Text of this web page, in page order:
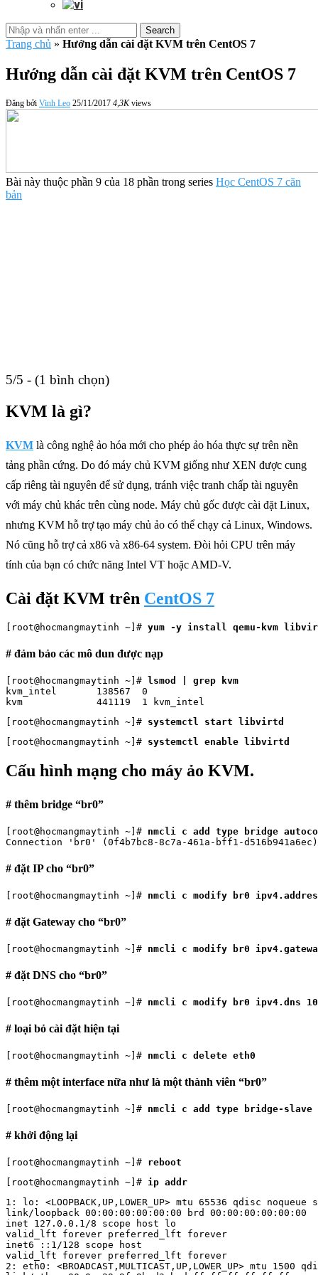
Search
Trang chủ » Hướng dẫn cài đặt KVM trên CentOS 7
Hướng dẫn cài đặt KVM trên CentOS 7
Đăng bởi Vinh Leo 25/11/2017 4,3Kviews
Bài này thuộc phần 9 của 18 phần trong series Học CentOS 7 căn
bản
5/5 - (1 bình chọn)
KVM là gì?
KVM là công nghệ ảo hóa mới cho phép ảo hóa thực sự trên nền
tảng phần cứng. Do đó máy chủ KVM giống như XEN được cung
cấp riêng tài nguyên để sử dụng, tránh việc tranh chấp tài nguyên
với máy chủ khác trên cùng node. Máy chủ gốc được cài đặt Linux,
nhưng KVM hỗ trợ tạo máy chủ ảo có thể chạy cả Linux, Windows.
Nó cũng hỗ trợ cả x86 và x86-64 system. Đòi hỏi CPU trên máy
tính của bạn có chức năng Intel VT hoặc AMD-V.
Cài đặt KVM trên CentOS 7
[root@hocmangmaytinh ~]# yum -y install qemu-kvm
# đảm bảo các mô dun được nạp
[root@hocmangmaytinh ~]#
lsmod | grep kvm
kvm_intel       138567  0
kvm             441119  1 kvm_intel
[root@hocmangmaytinh ~]# systemctl start libvirtd
[root@hocmangmaytinh ~]# systemctl enable libvirtd
Cấu hình mạng cho máy ảo KVM.
# thêm bridge “br0”
[root@hocmangmaytinh ~]# nmcli c add type bridge
Connection 'br0' (0f4b7bc8-8c7a-461a-bff1-
# đặt IP cho “br0”
[root@hocmangmaytinh ~]# nmcli c modify br0
# đặt Gateway cho “br0”
[root@hocmangmaytinh ~]# nmcli c modify br0
# đặt DNS cho “br0”
[root@hocmangmaytinh ~]# nmcli c modify br0 ipv4.dns
# loại bỏ cài đặt hiện tại
[root@hocmangmaytinh ~]# nmcli c delete eth0
# thêm một interface nữa như là một thành viên “br0”
[root@hocmangmaytinh ~]# nmcli c add type bridge-slave
# khởi động lại
[root@hocmangmaytinh ~]# reboot
[root@hocmangmaytinh ~]# ip addr
1: lo: <LOOPBACK,UP,LOWER_UP> mtu 65536 qdisc
link/loopback 00:00:00:00:00:00 brd 00:00:00:00:00:00
inet 127.0.0.1/8 scope host lo
valid_lft forever preferred_lft forever
inet6 ::1/128 scope host
valid_lft forever preferred_lft forever
2: eth0: <BROADCAST,MULTICAST,UP,LOWER_UP> mtu